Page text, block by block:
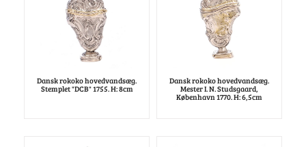
Dansk rokoko hovedvandsæg.
Stemplet "DCB" 1755. H: 8cm
Dansk rokoko hovedvandsæg.
Mester I. N. Studsgaard,
København 1770. H: 6,5cm